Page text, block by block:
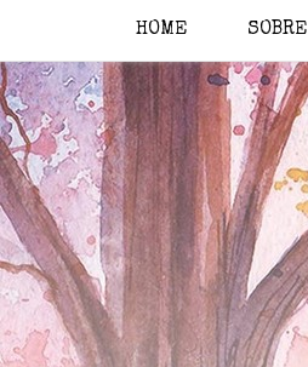
HOME SOBRE